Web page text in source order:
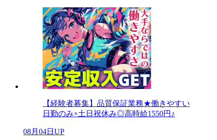
【経験者募集】品質保証業務★働きやすい
日勤のみ×土日祝休み◎高時給1550円♪
08月04日UP